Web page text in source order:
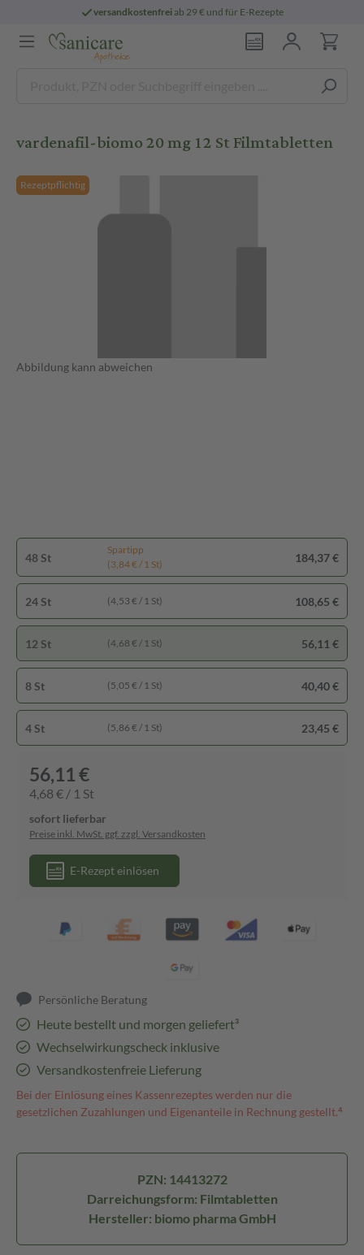
versandkostenfreiab 29 € und für E-Rezepte
vardenafil-biomo 20 mg 12 St Filmtabletten
Rezeptpflichtig
Abbildung kann abweichen
48 St
Spartipp
(3,84 € / 1 St)
184,37 €
24 St (4,53 € / 1 St) 108,65 €
12 St (4,68 € / 1 St) 56,11 €
8 St (5,05 € / 1 St) 40,40 €
4 St (5,86 € / 1 St) 23,45 €
56,11 €
4,68 € / 1 St
sofort lieferbar
Preise inkl. MwSt. ggf. zzgl. Versandkosten
E-Rezept einlösen
Persönliche Beratung
Heute bestellt und morgen geliefert³
Wechselwirkungscheck inklusive
Versandkostenfreie Lieferung
Bei der Einlösung eines Kassenrezeptes werden nur die
gesetzlichen Zuzahlungen und Eigenanteile in Rechnung gestellt.⁴
PZN: 14413272
Darreichungsform: Filmtabletten
Hersteller: biomo pharma GmbH